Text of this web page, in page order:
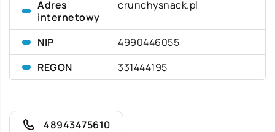
Adres
internetowy
crunchysnack.pl
NIP
4990446055
REGON
331444195
48943475610